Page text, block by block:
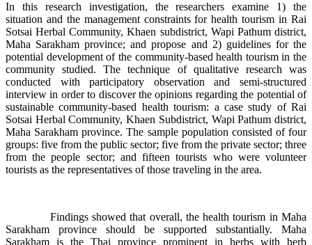
In this research investigation, the researchers examine 1) the
situation and the management constraints for health tourism in Rai
Sotsai Herbal Community, Khaen subdistrict, Wapi Pathum district,
Maha Sarakham province; and propose and 2) guidelines for the
potential development of the community-based health tourism in the
community studied. The technique of qualitative research was
conducted with participatory observation and semi-structured
interview in order to discover the opinions regarding the potential of
sustainable community-based health tourism: a case study of Rai
Sotsai Herbal Community, Khaen Subdistrict, Wapi Pathum district,
Maha Sarakham province. The sample population consisted of four
groups: five from the public sector; five from the private sector; three
from the people sector; and fifteen tourists who were volunteer
tourists as the representatives of those traveling in the area.
Findings showed that overall, the health tourism in Maha
Sarakham province should be supported substantially. Maha
Sarakham is the Thai province prominent in herbs with herb